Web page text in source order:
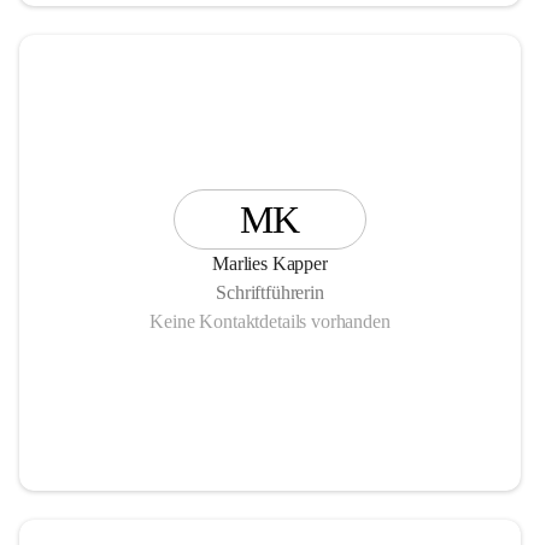
MK
Marlies Kapper
Schriftführerin
Keine Kontaktdetails vorhanden